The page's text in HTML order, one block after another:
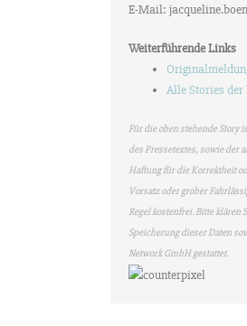
E-Mail:
Weiterführende Links
Alle Stories der
Für die oben stehende Story
des Pressetextes, sowie der
Haftung für die Korrektheit
Vorsatz oder grober
Regel kostenfrei. Bitte klären
Speicherung dieser Daten
Network GmbH gestattet.